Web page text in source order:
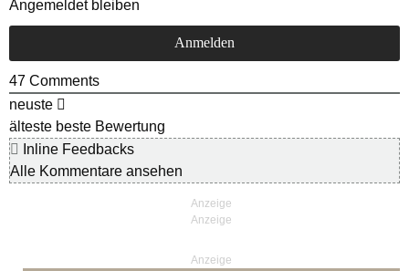
Angemeldet bleiben
47 Comments
neuste
älteste beste Bewertung
Inline Feedbacks
Alle Kommentare ansehen
Anzeige